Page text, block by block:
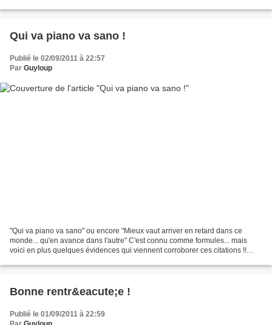
Qui va piano va sano !
Publié le 02/09/2011 à 22:57
Par Guyloup
"Qui va piano va sano" ou encore "Mieux vaut arriver en retard dans ce
monde... qu'en avance dans l'autre" C'est connu comme formules... mais
voici en plus quelques évidences qui viennent corroborer ces citations !!
Bonne rentr&eacute;e !
Publié le 01/09/2011 à 22:59